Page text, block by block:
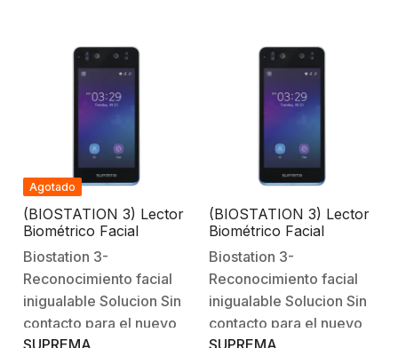
Agotado
(BIOSTATION 3) Lector
Biométrico Facial
Standalone / 50.000
Rostros / Lector de QR
(opcional) / 100.000
Tarjetas: 125 KHz EM,
13.56 MHz MIFARE,
BLE y NFC / uso con
Biostation 3-
Reconocimiento facial
inigualable Solucion Sin
contacto para el nuevo
(BIOSTATION 3) Lector
Biométrico Facial
Standalone / 50.000
Rostros / Lector de QR
(opcional) / 100.000
Tarjetas: 125 KHz EM,
13.56 MHz MIFARE,
ICLASS SE/SR/SEOS,
Biostation 3-
Reconocimiento facial
inigualable Solucion Sin
contacto para el nuevo